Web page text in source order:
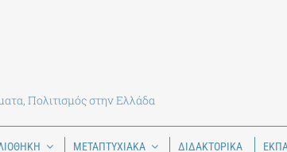
Πολιτισμός στην Ελλάδα
ΜΕΤΑΠΤΥΧΙΑΚΑ ΔΙΔΑΚΤΟΡΙΚΑ